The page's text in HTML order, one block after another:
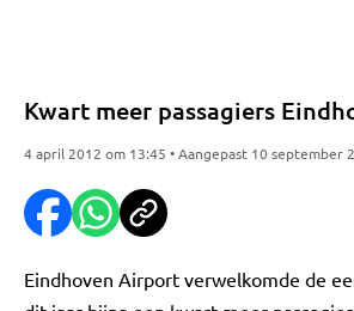
Kwart meer passagiers
4 april 2012 om 13:45 • Aangepast 10 september
Eindhoven Airport verwelkomde de